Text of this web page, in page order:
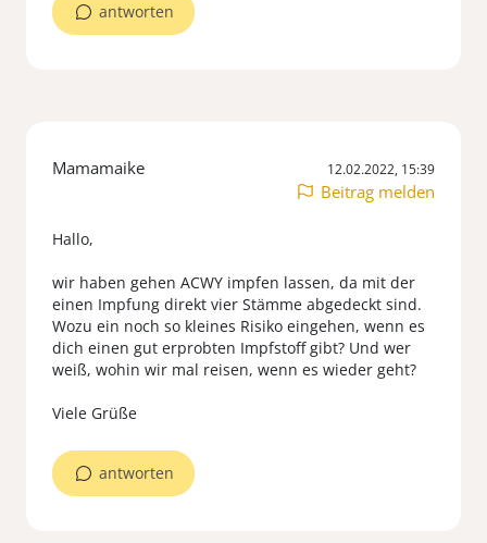
antworten
Mamamaike 12.02.2022, 15:39
Beitrag melden
Hallo,
wir haben gehen ACWY impfen lassen, da mit der
einen Impfung direkt vier Stämme abgedeckt sind.
Wozu ein noch so kleines Risiko eingehen, wenn es
dich einen gut erprobten Impfstoff gibt? Und wer
weiß, wohin wir mal reisen, wenn es wieder geht?
Viele Grüße
antworten